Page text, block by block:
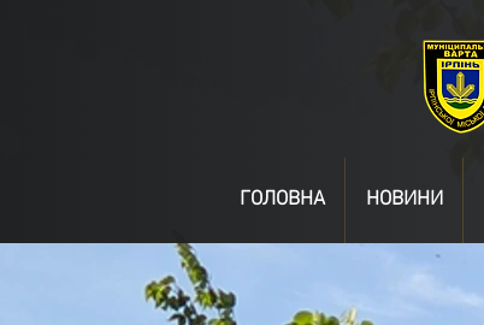
ГОЛОВНА НОВИНИ